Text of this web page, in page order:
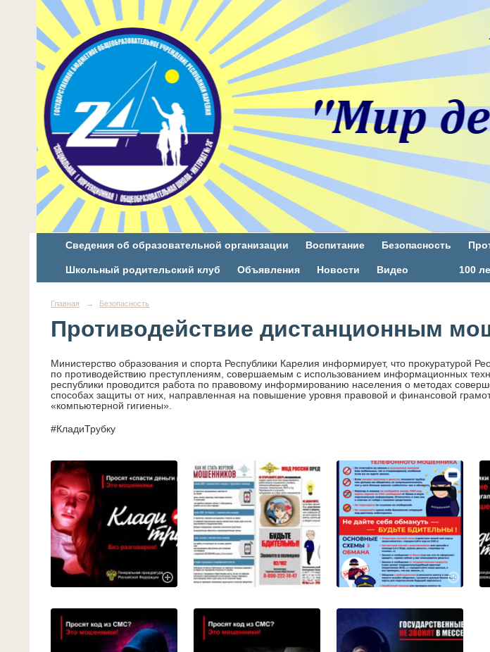
Сведения об образовательной организации Воспитание Безопасность
Школьный родительский клуб Объявления Новости Видео 100
Главная → Безопасность
Противодействие дистанционным
Министерство образования и спорта Республики Карелия информирует, что прокуратурой
по противодействию преступлениям, совершаемым с использованием информационных
республики проводится работа по правовому информированию населения о методах
способах защиты от них, направленная на повышение уровня правовой и финансовой
«компьютерной гигиены».
#КладиТрубку